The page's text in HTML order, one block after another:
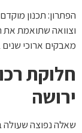
הפתרון: תכנון
וצוואה שתואמת את
מאבקים ארוכי
חלוקת
ירושה
שאלה נפוצה שעולה